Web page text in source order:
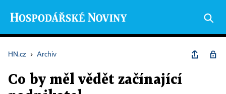
HN.cz › Archiv
Co by měl vědět začínající